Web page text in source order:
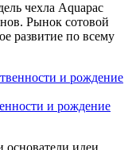
чехла Aquapac
Рынок сотовой
развитие по всему
и рождение
идеи